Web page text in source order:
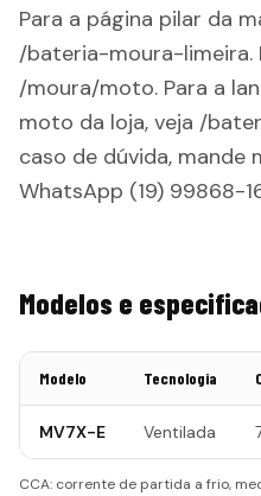
Para a página pilar da
/bateria-moura-limeira.
/moura/moto. Para a
moto da loja, veja /
caso de dúvida, mande
WhatsApp (19) 99868-
Modelos e
Modelo Tecnologia
MV7X-E Ventilada
CCA: corrente de partida a frio,